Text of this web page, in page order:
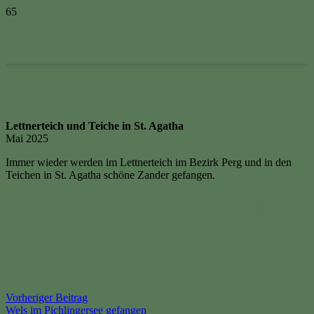
Lettnerteich und Teiche in St. Agatha
Mai 2025
Immer wieder werden im Lettnerteich im Bezirk Perg und in den
Teichen in St. Agatha schöne Zander gefangen.
Vorheriger Beitrag
Wels im Pichlingersee gefangen